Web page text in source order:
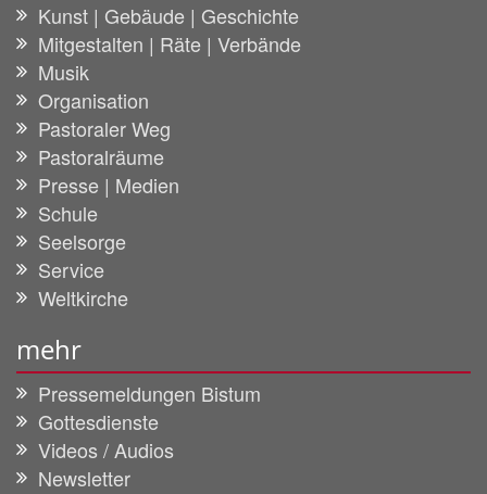
Kunst | Gebäude | Geschichte
Mitgestalten | Räte | Verbände
Musik
Organisation
Pastoraler Weg
Pastoralräume
Presse | Medien
Schule
Seelsorge
Service
Weltkirche
mehr
Pressemeldungen Bistum
Gottesdienste
Videos / Audios
Newsletter